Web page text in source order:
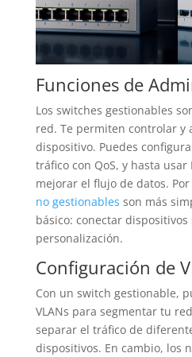
Funciones de
Los switches gestionables
red. Te permiten controlar y
dispositivo. Puedes
tráfico con QoS, y hasta usar
mejorar el flujo de datos.
no gestionables son más
básico: conectar
personalización.
Configuración de
Con un switch gestionable,
VLANs para segmentar tu
separar el tráfico de
dispositivos. En cambio, los